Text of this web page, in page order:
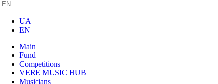
UA
EN
Main
Fund
Competitions
VERE MUSIC HUB
Musicians